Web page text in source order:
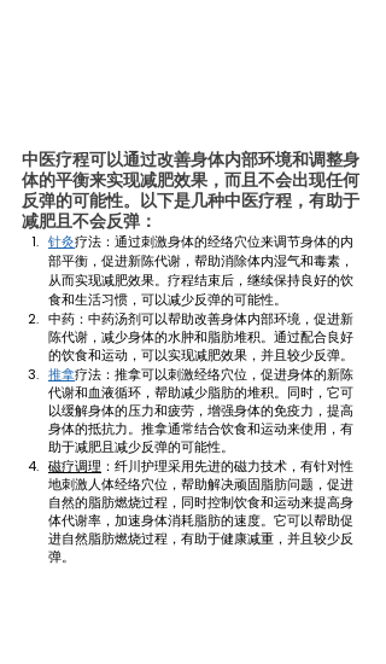
中医疗程可以通过改善身体内部环境和调整身
体的平衡来实现减肥效果，而且不会出现任何
反弹的可能性。以下是几种中医疗程，有助于
减肥且不会反弹：
针灸疗法：通过刺激身体的经络穴位来调节身体的内
部平衡，促进新陈代谢，帮助消除体内湿气和毒素，
从而实现减肥效果。疗程结束后，继续保持良好的饮
食和生活习惯，可以减少反弹的可能性。
中药：中药汤剂可以帮助改善身体内部环境，促进新
陈代谢，减少身体的水肿和脂肪堆积。通过配合良好
的饮食和运动，可以实现减肥效果，并且较少反弹。
推拿疗法：推拿可以刺激经络穴位，促进身体的新陈
代谢和血液循环，帮助减少脂肪的堆积。同时，它可
以缓解身体的压力和疲劳，增强身体的免疫力，提高
身体的抵抗力。推拿通常结合饮食和运动来使用，有
助于减肥且减少反弹的可能性。
磁疗调理 ：纤川护理采用先进的磁力技术，有针对性
地刺激人体经络穴位，帮助解决顽固脂肪问题，促进
自然的脂肪燃烧过程，同时控制饮食和运动来提高身
体代谢率，加速身体消耗脂肪的速度。它可以帮助促
进自然脂肪燃烧过程，有助于健康减重，并且较少反
弹。